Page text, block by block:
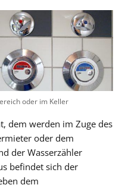
oder im Keller
dem werden im Zuge des
oder dem
der Wasserzähler
befindet sich der
dem